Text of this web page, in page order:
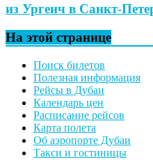
из Ургенч в Санкт-
На этой странице
Поиск билетов
Полезная информация
Рейсы в Дубаи
Календарь цен
Расписание рейсов
Карта полета
Об аэропорте Дубаи
Такси и гостиницы